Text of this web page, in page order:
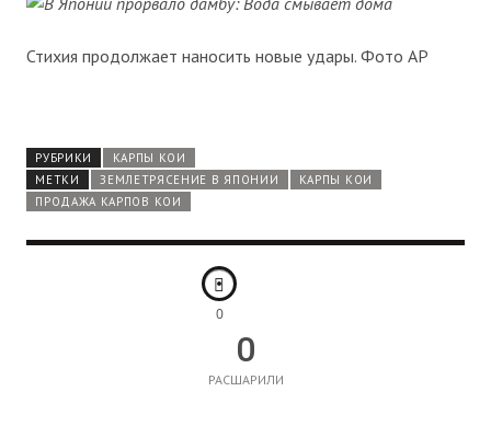
Стихия продолжает наносить новые удары. Фото АР
РУБРИКИ
КАРПЫ КОИ
МЕТКИ
ЗЕМЛЕТРЯСЕНИЕ В ЯПОНИИ
КАРПЫ КОИ
ПРОДАЖА КАРПОВ КОИ
0
0
РАСШАРИЛИ